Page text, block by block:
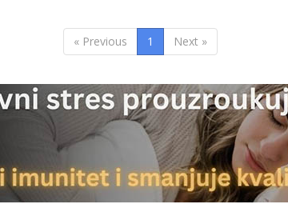
« Previous 1 Next »